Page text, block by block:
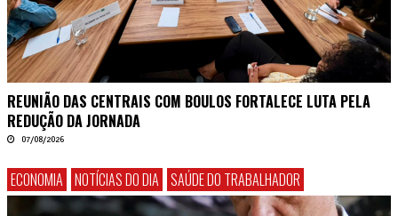
REUNIÃO DAS CENTRAIS COM BOULOS FORTALECE LUTA PELA
REDUÇÃO DA JORNADA
07/08/2026
ECONOMIA NOTÍCIAS DO DIA SAÚDE DO TRABALHADOR